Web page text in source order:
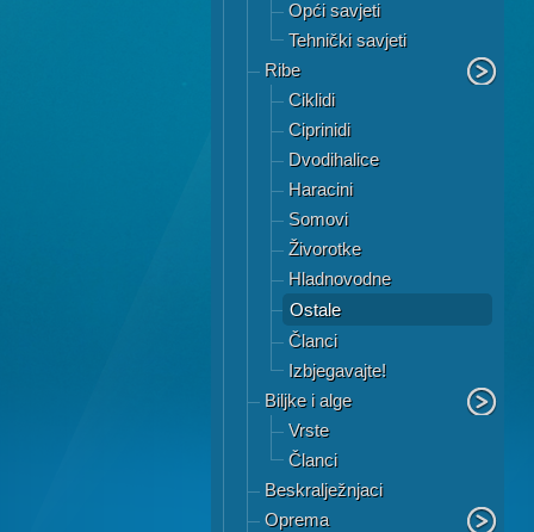
Opći savjeti
Tehnički savjeti
Ribe
Ciklidi
Ciprinidi
Dvodihalice
Haracini
Somovi
Živorotke
Hladnovodne
Ostale
Članci
Izbjegavajte!
Biljke i alge
Vrste
Članci
Beskralježnjaci
Oprema